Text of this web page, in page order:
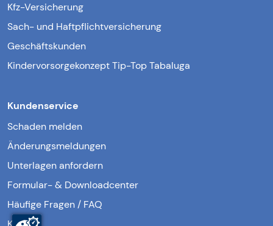
Kfz-Versicherung
Sach- und Haftpflichtversicherung
Geschäftskunden
Kindervorsorgekonzept Tip-Top Tabaluga
Kundenservice
Schaden melden
Änderungsmeldungen
Unterlagen anfordern
Formular- & Downloadcenter
Häufige Fragen / FAQ